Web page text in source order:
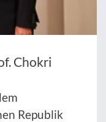
Chokri
Republik